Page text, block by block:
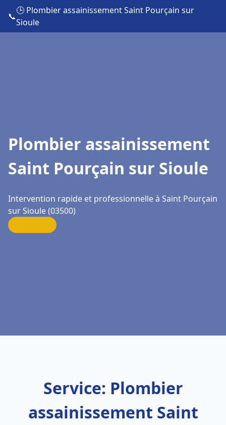
📞
🕒 Plombier assainissement Saint Pourçain sur
Sioule
Plombier assainissement
Saint Pourçain sur Sioule
Intervention rapide et professionnelle à Saint Pourçain
sur Sioule (03500)
Service: Plombier
assainissement Saint